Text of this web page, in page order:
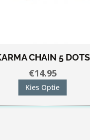
CHAIN 5 DOTS
€14.95
Kies Optie
product